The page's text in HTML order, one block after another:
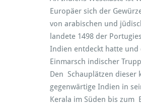
Europäer sich der
von arabischen und
landete 1498 der
Indien entdeckt hatte
Einmarsch indischer
Den Schauplätzen dieser
gegenwärtige Indien in
Kerala im Süden bis zum